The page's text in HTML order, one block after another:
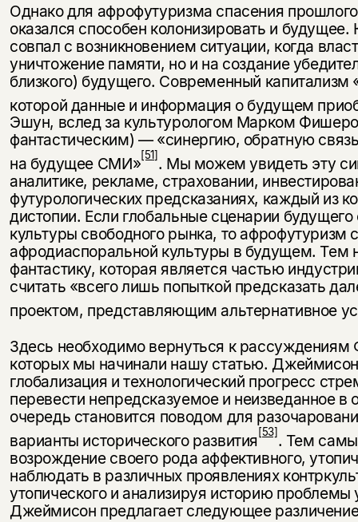
Однако для афрофутуризма спасения
оказался способен колонизировать и
совпал с возникновением ситуации, когда
уничтожение памяти, но и на создание
близкого) будущего. Современный
которой данные и информация о будущем
Эшун, вслед за культурологом Марком
фантастическим) — «синергию, обратную
на будущее СМИ»[51]. Мы можем увидеть эту
аналитике, рекламе, страховании,
футурологических предсказаниях, каждый из
дистопии. Если глобальные сценарии
культуры свободного рынка, то
афродиаспоральной культуры в будущем.
фантастику, которая является частью
считать «всего лишь попыткой предсказать
проектом, представляющим альтернативное
Здесь необходимо вернуться к
которых мы начинали нашу статью.
глобализация и технологический прогресс
перевести непредсказуемое и неизведанное
очередь становится поводом для
варианты исторического развития[53]. Тем
возрождение своего рода аффективного,
наблюдать в различных проявлениях
утопического и анализируя историю проблемы
Джеймисон предлагает следующее